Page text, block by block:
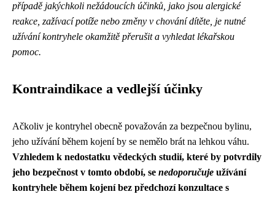
případě jakýchkoli nežádoucích účinků, jako jsou alergické
reakce, zažívací potíže nebo změny v chování dítěte, je nutné
užívání kontryhele okamžitě přerušit a vyhledat lékařskou
pomoc.
Kontraindikace a vedlejší účinky
Ačkoliv je kontryhel obecně považován za bezpečnou bylinu,
jeho užívání během kojení by se nemělo brát na lehkou váhu.
Vzhledem k nedostatku vědeckých studií, které by potvrdily
jeho bezpečnost v tomto období, se nedoporučuje užívání
kontryhele během kojení bez předchozí konzultace s